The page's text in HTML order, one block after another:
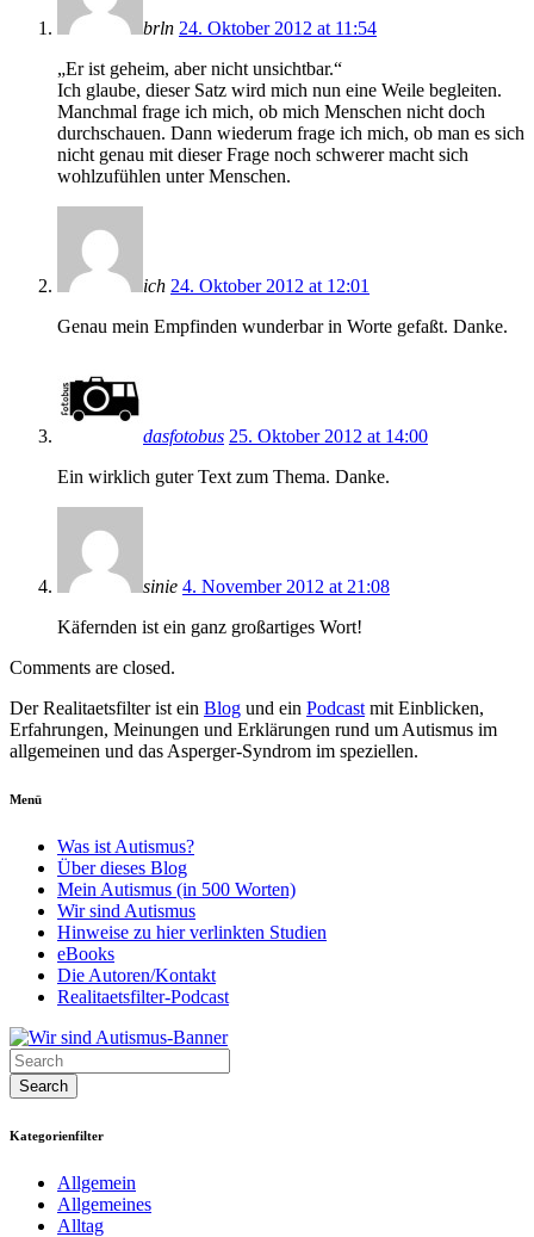
brln 24. Oktober 2012 at 11:54
„Er ist geheim, aber nicht unsichtbar.“
Ich glaube, dieser Satz wird mich nun eine Weile begleiten.
Manchmal frage ich mich, ob mich Menschen nicht doch
durchschauen. Dann wiederum frage ich mich, ob man es sich
nicht genau mit dieser Frage noch schwerer macht sich
wohlzufühlen unter Menschen.
ich 24. Oktober 2012 at 12:01
Genau mein Empfinden wunderbar in Worte gefaßt. Danke.
dasfotobus 25. Oktober 2012 at 14:00
Ein wirklich guter Text zum Thema. Danke.
sinie 4. November 2012 at 21:08
Käfernden ist ein ganz großartiges Wort!
Comments are closed.
Der Realitaetsfilter ist ein Blog und ein Podcast mit Einblicken,
Erfahrungen, Meinungen und Erklärungen rund um Autismus im
allgemeinen und das Asperger-Syndrom im speziellen.
Menü
Was ist Autismus?
Über dieses Blog
Mein Autismus (in 500 Worten)
Wir sind Autismus
Hinweise zu hier verlinkten Studien
eBooks
Die Autoren/Kontakt
Realitaetsfilter-Podcast
Kategorienfilter
Allgemein
Allgemeines
Alltag